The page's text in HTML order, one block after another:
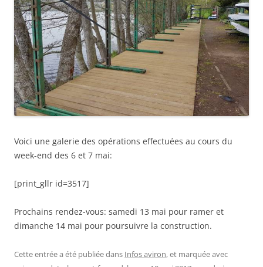
Voici une galerie des opérations effectuées au cours du
week-end des 6 et 7 mai:
[print_gllr id=3517]
Prochains rendez-vous: samedi 13 mai pour ramer et
dimanche 14 mai pour poursuivre la construction.
Cette entrée a été publiée dans Infos aviron, et marquée avec